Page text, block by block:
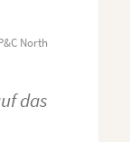
North
das